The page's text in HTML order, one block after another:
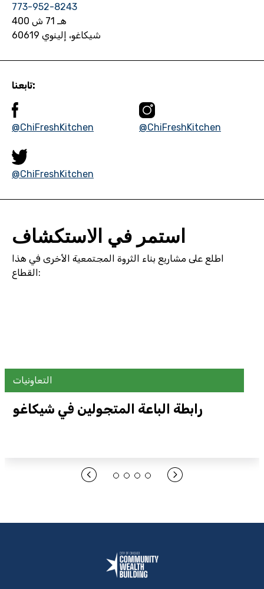
773-952-8243
400 هـ 71 ش
شيكاغو، إلينوي 60619
تابعنا:
@ChiFreshKitchen @ChiFreshKitchen
@ChiFreshKitchen
استمر في الاستكشاف
اطلع على مشاريع بناء الثروة المجتمعية الأخرى في هذا
القطاع:
التعاونيات
رابطة الباعة المتجولين في شيكاغو